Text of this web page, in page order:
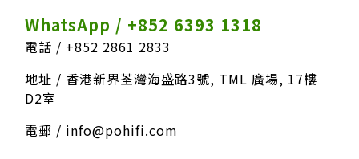
WhatsApp / +852 6393 1318
電話 / +852 2861 2833
地址 / 香港新界荃灣海盛路3號, TML 廣場, 17樓
D2室
電郵 / info@pohifi.com